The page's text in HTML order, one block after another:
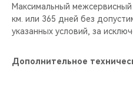
Максимальный
км. или 365 дней без
указанных условий, за
Дополнительное